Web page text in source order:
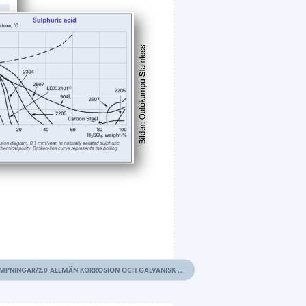
KÄLLA: VÅRA HANDBÖCKER INOM METALLKUNSKAP/STÅL/ROSTFRIA STÅL – EGENSKAPER OCH VALDA TILLÄMPNINGAR/2.0 ALLMÄN KORROSION OCH GALVANISK KORROSION